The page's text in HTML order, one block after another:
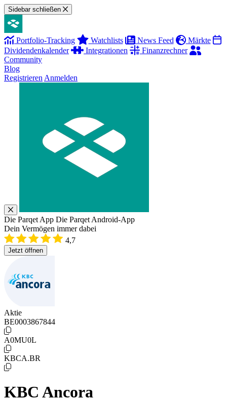
Sidebar schließen
Portfolio-Tracking Watchlists News Feed
Märkte
Dividendenkalender
Integrationen
Finanzrechner
Community
Blog
Registrieren Anmelden
Die Parqet App Die Parqet Android-App
Dein Vermögen immer dabei
4,7
Jetzt öffnen
Aktie
BE0003867844
A0MU0L
KBCA.BR
KBC Ancora